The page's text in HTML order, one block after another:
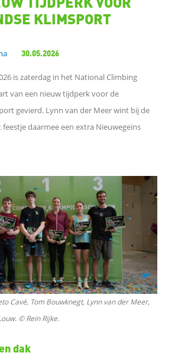
KLIMSPORT
30.05.2026
is zaterdag in het National Climbing
van een nieuw tijdperk voor de
gevierd. Lynn van der Meer wint bij de
daarmee een extra Nieuwegeins
Cavé, Tom Bouwknegt, Lynn van der Meer,
© Rein Rijke.
dak